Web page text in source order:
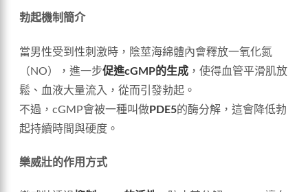
勃起機制簡介
當男性受到性刺激時，陰莖海綿體內會釋放一氧化氮
（NO），進一步促進cGMP的生成 ，使得血管平滑肌放
鬆、血液大量流入，從而引發勃起。
不過，cGMP會被一種叫做PDE5的酶分解，這會降低勃
起持續時間與硬度。
樂威壯的作用方式